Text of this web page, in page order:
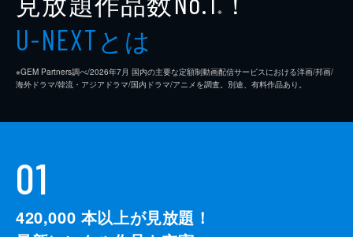
※
U-NEXTとは
※GEM Partners調べ/2026年7⽉ 国内の主要な定額制動画配信サービスにおける洋画/邦画/
海外ドラマ/韓流・アジアドラマ/国内ドラマ/アニメを調査。別途、有料作品あり。
01
420,000 本以上が見放題！